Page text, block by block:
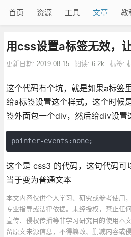
首页 资源 工具 文章 教
用css设置a标签无效，
更新日期: 2019-08-15 阅读: 6.2k 标签:
这个代码有个坑，就是如果a标签
给a标签设置这个样式，这个时候
签外面包一个div，然后给div设置
pointer-events:none;
这个是 css3 的代码，这句代码
当于变为普通文本
本文内容仅供个人学习、研究或参考使用
专业指导或法律依据。未经授权，禁止任
宣传、侵权传播等非学习研究目的使用本
留原文来源信息，不得篡改、删减内容或